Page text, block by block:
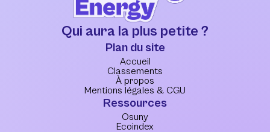
Qui aura la plus petite ?
Plan du site
Accueil
Classements
À propos
Mentions légales & CGU
Ressources
Osuny
Ecoindex